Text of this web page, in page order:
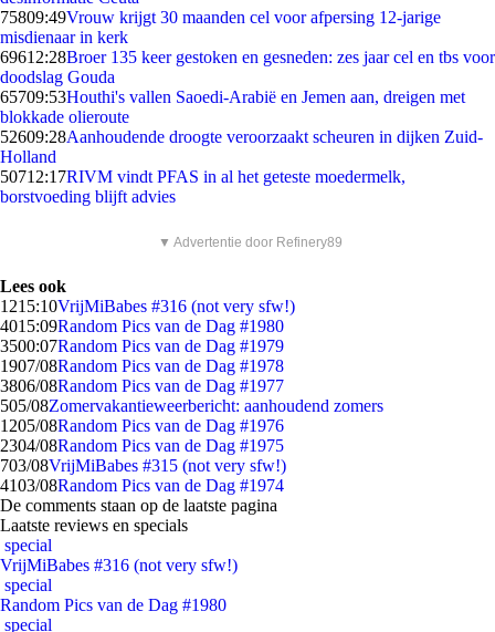
75809:49Vrouw krijgt 30 maanden cel voor afpersing 12-jarige
misdienaar in kerk
69612:28Broer 135 keer gestoken en gesneden: zes jaar cel en tbs voor
doodslag Gouda
65709:53Houthi's vallen Saoedi-Arabië en Jemen aan, dreigen met
blokkade olieroute
52609:28Aanhoudende droogte veroorzaakt scheuren in dijken Zuid-
Holland
50712:17RIVM vindt PFAS in al het geteste moedermelk,
borstvoeding blijft advies
▼ Advertentie door Refinery89
Lees ook
1215:10VrijMiBabes #316 (not very sfw!)
4015:09Random Pics van de Dag #1980
3500:07Random Pics van de Dag #1979
1907/08Random Pics van de Dag #1978
3806/08Random Pics van de Dag #1977
505/08Zomervakantieweerbericht: aanhoudend zomers
1205/08Random Pics van de Dag #1976
2304/08Random Pics van de Dag #1975
703/08VrijMiBabes #315 (not very sfw!)
4103/08Random Pics van de Dag #1974
De comments staan op de laatste pagina
Laatste reviews en specials
special
VrijMiBabes #316 (not very sfw!)
special
Random Pics van de Dag #1980
special